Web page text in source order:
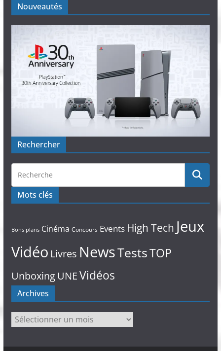
Nouveautés
Rechercher
Mots clés
Bons plans Cinéma Concours Events High Tech Jeux
Vidéo Livres NewsTestsTOP
UnboxingUNEVidéos
Archives
Archives